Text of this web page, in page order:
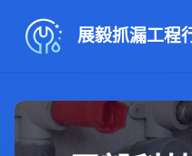
跳
至
內
展毅抓漏工程